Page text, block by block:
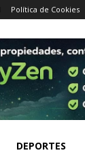
Política de Cookies
DEPORTES